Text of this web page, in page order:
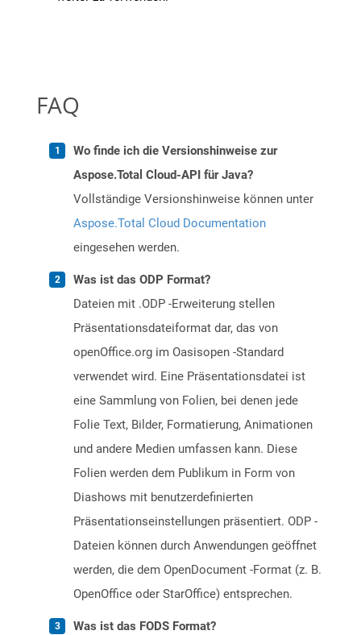
FAQ
Wo finde ich die Versionshinweise zur
Aspose.Total Cloud-API für Java?
Vollständige Versionshinweise können unter
Aspose.Total Cloud Documentation
eingesehen werden.
Was ist das ODP Format?
Dateien mit .ODP -Erweiterung stellen
Präsentationsdateiformat dar, das von
openOffice.org im Oasisopen -Standard
verwendet wird. Eine Präsentationsdatei ist
eine Sammlung von Folien, bei denen jede
Folie Text, Bilder, Formatierung, Animationen
und andere Medien umfassen kann. Diese
Folien werden dem Publikum in Form von
Diashows mit benutzerdefinierten
Präsentationseinstellungen präsentiert. ODP -
Dateien können durch Anwendungen geöffnet
werden, die dem OpenDocument -Format (z. B.
OpenOffice oder StarOffice) entsprechen.
Was ist das FODS Format?